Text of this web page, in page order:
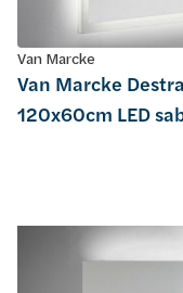
Van Marcke
Van Marcke
120x60cm LED